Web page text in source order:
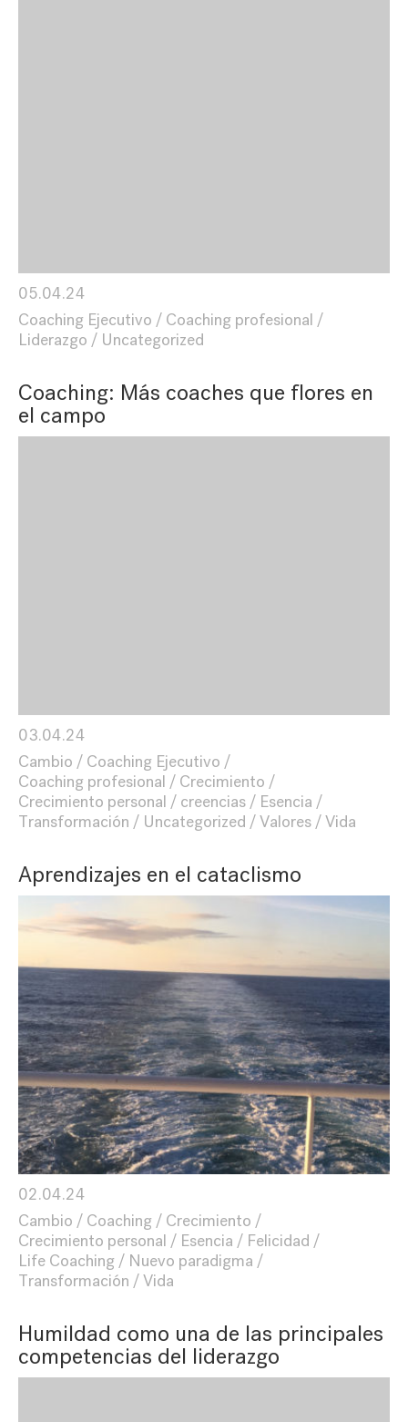
05.04.24
Coaching Ejecutivo
Coaching profesional
Liderazgo
Uncategorized
Coaching: Más coaches que flores en
el campo
03.04.24
Cambio
Coaching Ejecutivo
Coaching profesional
Crecimiento
Crecimiento personal
creencias
Esencia
Transformación
Uncategorized Valores Vida
Aprendizajes en el cataclismo
02.04.24
Cambio
Coaching
Crecimiento
Crecimiento personal
Esencia
Felicidad
Life Coaching
Nuevo paradigma
Transformación
Vida
Humildad como una de las principales
competencias del liderazgo